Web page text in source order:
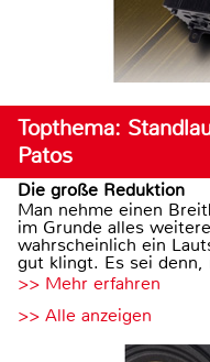
Topthema:
Patos
Die große Reduktion
Man nehme einen
im Grunde alles
wahrscheinlich ein
gut klingt. Es sei
>> Mehr erfahren
>> Alle anzeigen